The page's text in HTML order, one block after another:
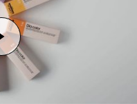
Reproduzir o vídeo